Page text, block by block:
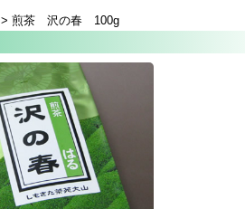
> 煎茶 沢の春 100g